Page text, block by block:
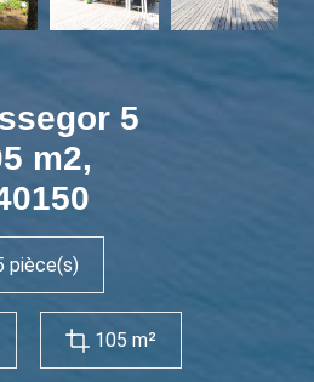
5
m2,
pièce(s)
105 m²